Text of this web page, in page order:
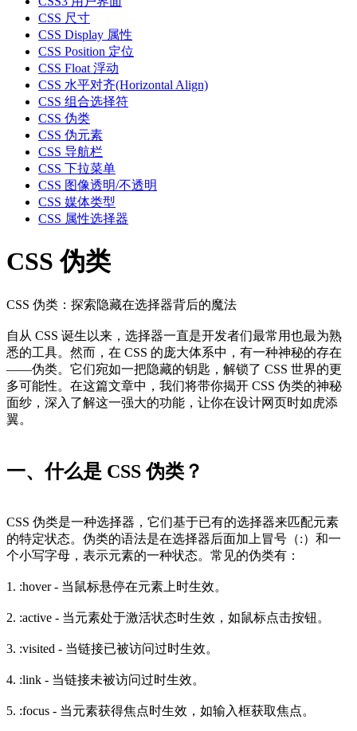
CSS 尺寸
CSS Display 属性
CSS Position 定位
CSS Float 浮动
CSS 水平对齐(Horizontal Align)
CSS 组合选择符
CSS 伪类
CSS 伪元素
CSS 导航栏
CSS 下拉菜单
CSS 图像透明/不透明
CSS 媒体类型
CSS 属性选择器
CSS 伪类
CSS 伪类：探索隐藏在选择器背后的魔法
自从 CSS 诞生以来，选择器一直是开发者们最常用也最为熟
悉的工具。然而，在 CSS 的庞大体系中，有一种神秘的存在
——伪类。它们宛如一把隐藏的钥匙，解锁了 CSS 世界的更
多可能性。在这篇文章中，我们将带你揭开 CSS 伪类的神秘
面纱，深入了解这一强大的功能，让你在设计网页时如虎添
翼。
一、什么是 CSS 伪类？
CSS 伪类是一种选择器，它们基于已有的选择器来匹配元素
的特定状态。伪类的语法是在选择器后面加上冒号（:）和一
个小写字母，表示元素的一种状态。常见的伪类有：
1. :hover - 当鼠标悬停在元素上时生效。
2. :active - 当元素处于激活状态时生效，如鼠标点击按钮。
3. :visited - 当链接已被访问过时生效。
4. :link - 当链接未被访问过时生效。
5. :focus - 当元素获得焦点时生效，如输入框获取焦点。